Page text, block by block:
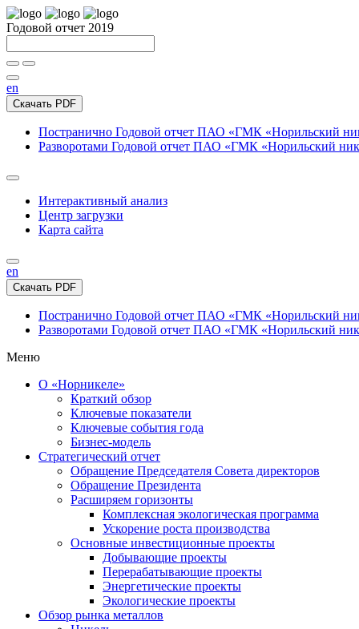
Годовой отчет 2019
en
Скачать PDF
Постранично Годовой отчет ПАО «ГМК «Норильский
Разворотами Годовой отчет ПАО «ГМК «Норильский
Интерактивный анализ
Центр загрузки
Карта сайта
en
Скачать PDF
Постранично Годовой отчет ПАО «ГМК «Норильский
Разворотами Годовой отчет ПАО «ГМК «Норильский
Меню
О «Норникеле»
Краткий обзор
Ключевые показатели
Ключевые события года
Бизнес-модель
Стратегический отчет
Обращение Председателя Совета директоров
Обращение Президента
Расширяем горизонты
Комплексная экологическая программа
Ускорение роста производства
Основные инвестиционные проекты
Добывающие проекты
Перерабатывающие проекты
Энергетические проекты
Экологические проекты
Обзор рынка металлов